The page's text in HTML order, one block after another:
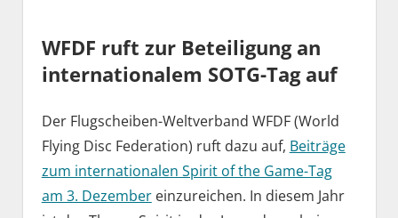
WFDF ruft zur Beteiligung an
internationalem SOTG-Tag auf
Der Flugscheiben-Weltverband WFDF (World
Flying Disc Federation) ruft dazu auf, Beiträge
zum internationalen Spirit of the Game-Tag
am 3. Dezembereinzureichen. In diesem Jahr